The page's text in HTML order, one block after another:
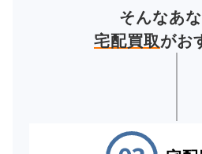
そんなあ
宅配買取がお